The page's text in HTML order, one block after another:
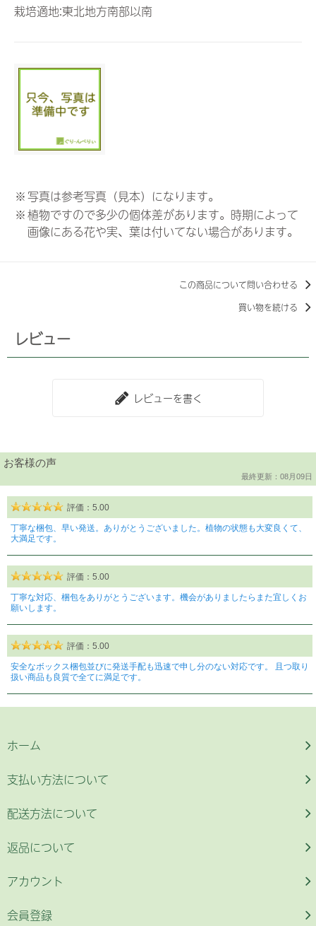
栽培適地:東北地方南部以南
※写真は参考写真（見本）になります。
※植物ですので多少の個体差があります。時期によって
画像にある花や実、葉は付いてない場合があります。
この商品について問い合わせる
買い物を続ける
レビュー
レビューを書く
ホーム
支払い方法について
配送方法について
返品について
アカウント
会員登録